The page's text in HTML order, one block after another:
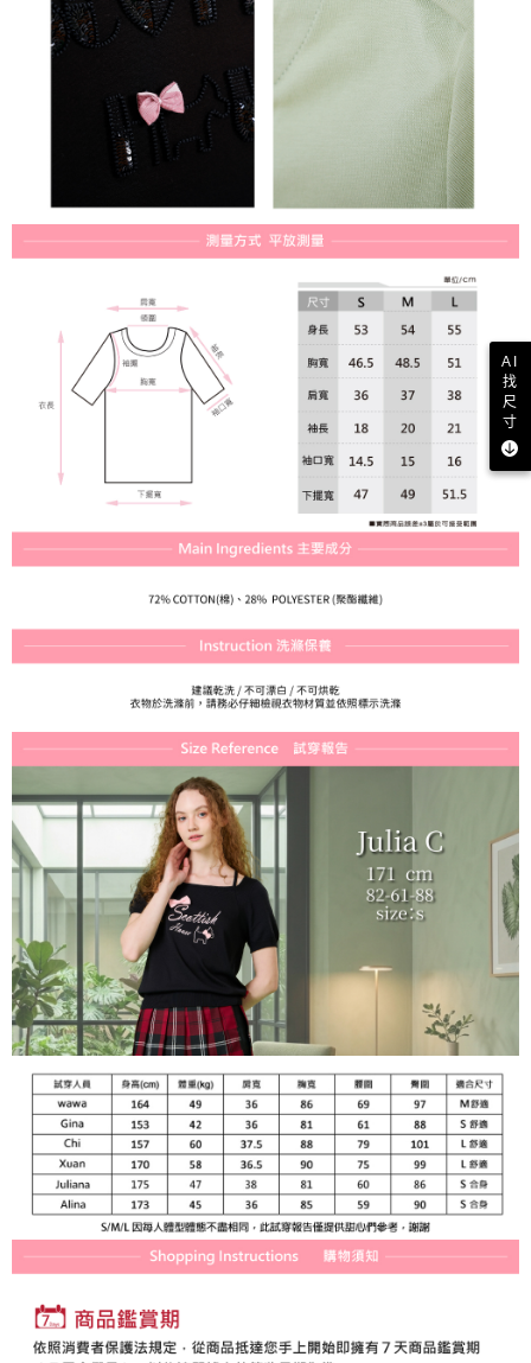
AI
找
尺
寸